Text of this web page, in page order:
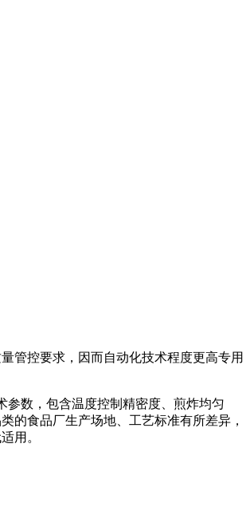
管控要求，因而自动化技术程度更高专用
参数，包含温度控制精密度、煎炸均匀
的食品厂生产场地、工艺标准有所差异，
用。